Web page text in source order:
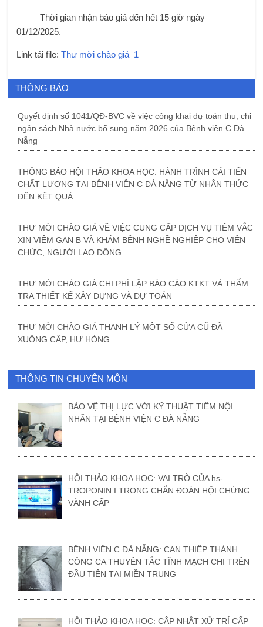
Thời gian nhận báo giá đến hết 15 giờ ngày
01/12/2025.
Link tải file:Thư mời chào giá_1
THÔNG BÁO
Quyết định số 1041/QĐ-BVC về việc công khai dự toán thu, chi
ngân sách Nhà nước bổ sung năm 2026 của Bệnh viện C Đà
Nẵng
THÔNG BÁO HỘI THẢO KHOA HỌC: HÀNH TRÌNH CẢI TIẾN
CHẤT LƯỢNG TẠI BỆNH VIỆN C ĐÀ NẴNG TỪ NHẬN THỨC
ĐẾN KẾT QUẢ
THƯ MỜI CHÀO GIÁ VỀ VIỆC CUNG CẤP DỊCH VỤ TIÊM VẮC
XIN VIÊM GAN B VÀ KHÁM BỆNH NGHỀ NGHIỆP CHO VIÊN
CHỨC, NGƯỜI LAO ĐỘNG
THƯ MỜI CHÀO GIÁ CHI PHÍ LẬP BÁO CÁO KTKT VÀ THẨM
TRA THIẾT KẾ XÂY DỰNG VÀ DỰ TOÁN
THƯ MỜI CHÀO GIÁ THANH LÝ MỘT SỐ CỬA CŨ ĐÃ
XUỐNG CẤP, HƯ HỎNG
THÔNG TIN CHUYÊN MÔN
BẢO VỆ THỊ LỰC VỚI KỸ THUẬT TIÊM NỘI
NHÃN TẠI BỆNH VIỆN C ĐÀ NẴNG
HỘI THẢO KHOA HỌC: VAI TRÒ CỦA hs-
TROPONIN I TRONG CHẨN ĐOÁN HỘI CHỨNG
VÀNH CẤP
BỆNH VIỆN C ĐÀ NẴNG: CAN THIỆP THÀNH
CÔNG CA THUYÊN TẮC TĨNH MẠCH CHI TRÊN
ĐẦU TIÊN TẠI MIỀN TRUNG
HỘI THẢO KHOA HỌC: CẬP NHẬT XỬ TRÍ CẤP